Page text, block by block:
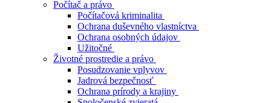
Počítač a právo
Počítačová kriminalita
Ochrana duševného vlastníctva
Ochrana osobných údajov
Užitočné
Životné prostredie a právo
Posudzovanie vplyvov
Jadrová bezpečnosť
Ochrana prírody a krajiny